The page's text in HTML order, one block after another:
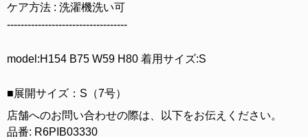
ケア方法 : 洗濯機洗い可
-----------------------------------
model:H154 B75 W59 H80 着用サイズ:S
■展開サイズ：S（7号）
店舗へのお問い合わせの際は、以下をお伝えください。
品番: R6PIB03330